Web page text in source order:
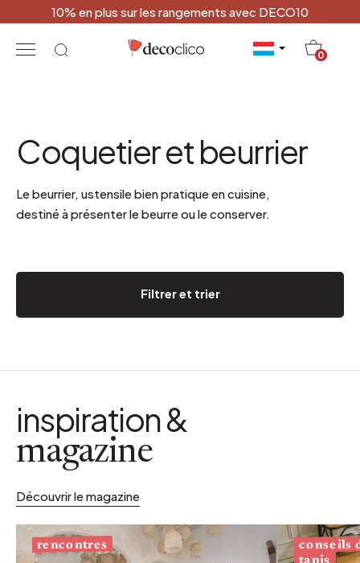
10% en plus sur les rangements avec DECO10
0
Coquetier et beurrier
Le beurrier, ustensile bien pratique en cuisine,
destiné à présenter le beurre ou le conserver.
Filtrer et trier
inspiration &
magazine
Découvrir le magazine
rencontres conseils